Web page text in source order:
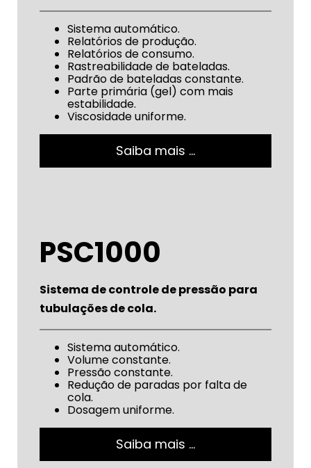
Sistema automático.
Relatórios de produção.
Relatórios de consumo.
Rastreabilidade de bateladas.
Padrão de bateladas constante.
Parte primária (gel) com mais
estabilidade.
Viscosidade uniforme.
Saiba mais …
PSC1000
Sistema de controle de pressão para
tubulações de cola.
Sistema automático.
Volume constante.
Pressão constante.
Redução de paradas por falta de
cola.
Dosagem uniforme.
Saiba mais …